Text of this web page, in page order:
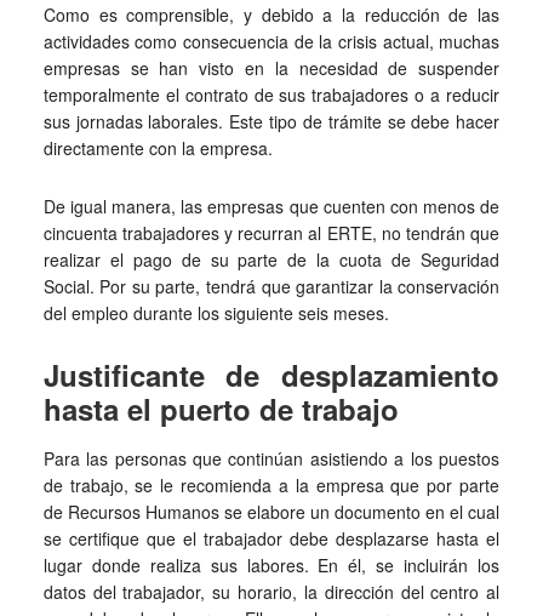
Como es comprensible, y debido a la reducción de las
actividades como consecuencia de la crisis actual, muchas
empresas se han visto en la necesidad de suspender
temporalmente el contrato de sus trabajadores o a reducir
sus jornadas laborales. Este tipo de trámite se debe hacer
directamente con la empresa.
De igual manera, las empresas que cuenten con menos de
cincuenta trabajadores y recurran al ERTE, no tendrán que
realizar el pago de su parte de la cuota de Seguridad
Social. Por su parte, tendrá que garantizar la conservación
del empleo durante los siguiente seis meses.
Justificante de desplazamiento
hasta el puerto de trabajo
Para las personas que continúan asistiendo a los puestos
de trabajo, se le recomienda a la empresa que por parte
de Recursos Humanos se elabore un documento en el cual
se certifique que el trabajador debe desplazarse hasta el
lugar donde realiza sus labores. En él, se incluirán los
datos del trabajador, su horario, la dirección del centro al